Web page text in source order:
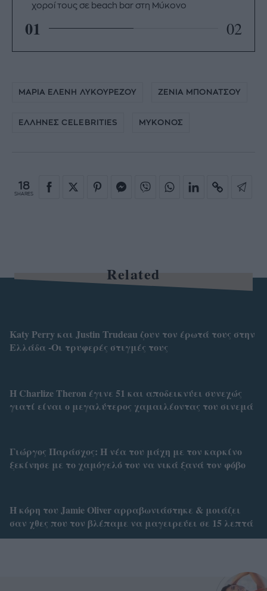
χοροί τους σε beach bar στη Μύκονο
01 02
ΜΑΡΙΑ ΕΛΕΝΗ ΛΥΚΟΥΡΕΖΟΥ ΖΕΝΙΑ ΜΠΟΝΑΤΣΟΥ
ΕΛΛΗΝΕΣ CELEBRITIES ΜΥΚΟΝΟΣ
18
SHARES
Related
Katy Perry και Justin Trudeau ζουν τον έρωτά τους στην
Ελλάδα -Οι τρυφερές στιγμές τους
Η Charlize Theron έγινε 51 και αποδεικνύει συνεχώς
γιατί είναι ο μεγαλύτερος χαμαιλέοντας του σινεμά
Γιώργος Παράσχος: Η νέα του μάχη με τον καρκίνο
ξεκίνησε με το χαμόγελό του να νικά ξανά τον φόβο
Η κόρη του Jamie Oliver αρραβωνιάστηκε & μοιάζει
σαν χθες που τον βλέπαμε να μαγειρεύει σε 15 λεπτά